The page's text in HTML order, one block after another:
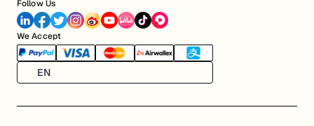
Follow Us
We Accept
EN